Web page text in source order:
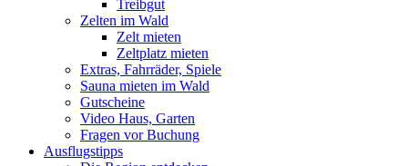
Treibgut
Zelten im Wald
Zelt mieten
Zeltplatz mieten
Extras, Fahrräder, Spiele
Sauna mieten im Wald
Gutscheine
Video Haus, Garten
Fragen vor Buchung
Ausflugstipps